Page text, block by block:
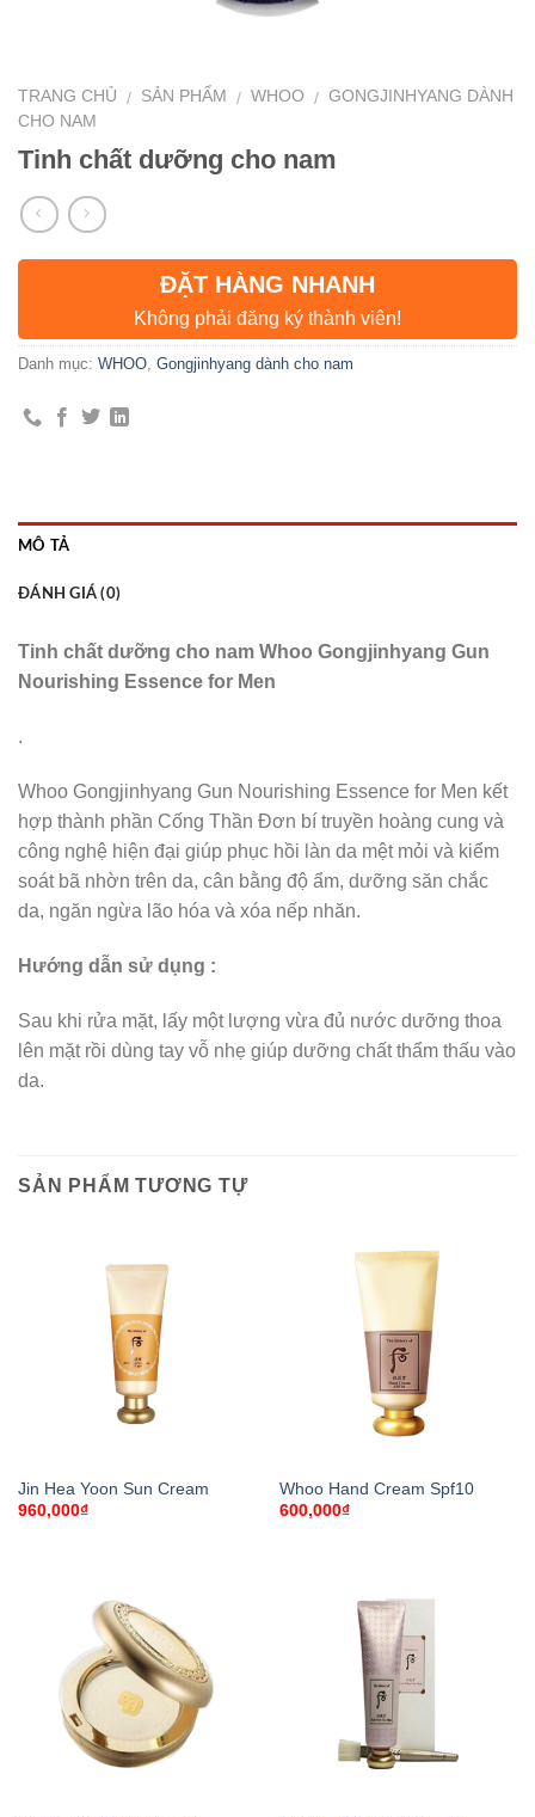
TRANG CHỦ / SẢN PHẨM / WHOO / GONGJINHYANG DÀNH
CHO NAM
Tinh chất dưỡng cho nam
ĐẶT HÀNG NHANH
Không phải đăng ký thành viên!
Danh mục: WHOO Gongjinhyang dành cho nam
MÔ TẢ
ĐÁNH GIÁ (0)
Tinh chất dưỡng cho nam Whoo Gongjinhyang Gun
Nourishing Essence for Men
.
Whoo Gongjinhyang Gun Nourishing Essence for Men kết
hợp thành phần Cống Thần Đơn bí truyền hoàng cung và
công nghệ hiện đại giúp phục hồi làn da mệt mỏi và kiểm
soát bã nhờn trên da, cân bằng độ ẩm, dưỡng săn chắc
da, ngăn ngừa lão hóa và xóa nếp nhăn.
Hướng dẫn sử dụng :
Sau khi rửa mặt, lấy một lượng vừa đủ nước dưỡng thoa
lên mặt rồi dùng tay vỗ nhẹ giúp dưỡng chất thẩm thấu vào
da.
SẢN PHẨM TƯƠNG TỰ
Jin Hea Yoon Sun Cream
960,000₫
Whoo Hand Cream Spf10
600,000₫